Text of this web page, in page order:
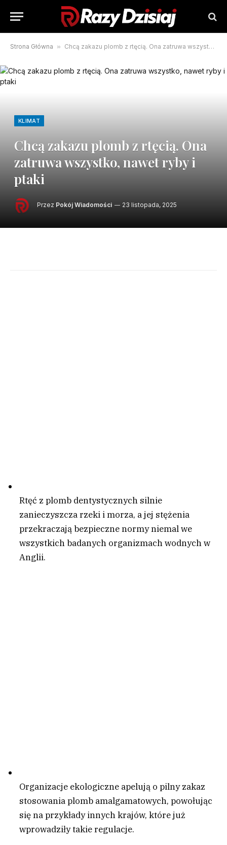
Strona Główna » Chcą zakazu plomb z rtęcią. Ona zatruwa wszystko, nawet ryby i ptaki
KLIMAT
Chcą zakazu plomb z rtęcią. Ona
zatruwa wszystko, nawet ryby i
ptaki
Przez Pokój Wiadomości 23 listopada, 2025
Rtęć z plomb dentystycznych silnie
zanieczyszcza rzeki i morza, a jej stężenia
przekraczają bezpieczne normy niemal we
wszystkich badanych organizmach wodnych w
Anglii.
Organizacje ekologiczne apelują o pilny zakaz
stosowania plomb amalgamatowych, powołując
się na przykłady innych krajów, które już
wprowadziły takie regulacje.